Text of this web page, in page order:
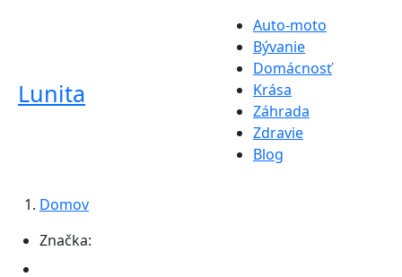
Lunita
Auto-moto
Bývanie
Domácnosť
Krása
Záhrada
Zdravie
Blog
Domov
Značka: